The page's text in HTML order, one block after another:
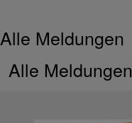
Alle Meldungen
Alle Meldungen